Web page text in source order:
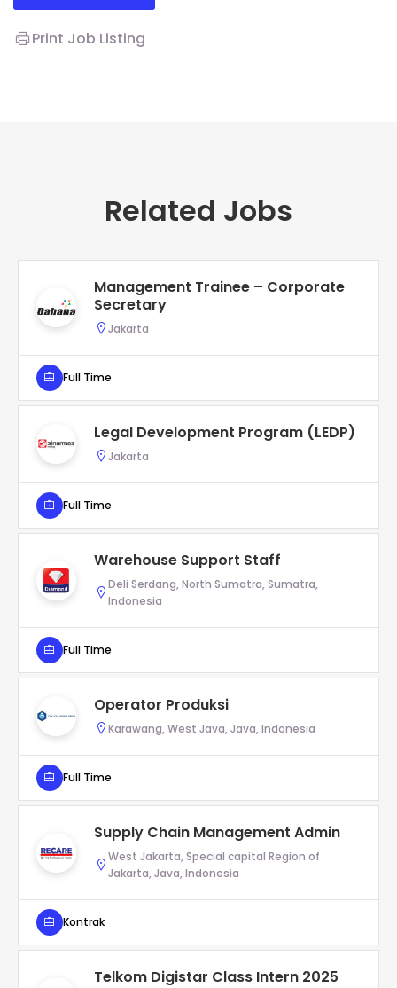
Print Job Listing
Related Jobs
Management Trainee – Corporate
Secretary
Jakarta
Full Time
Legal Development Program (LEDP)
Jakarta
Full Time
Warehouse Support Staff
Deli Serdang, North Sumatra, Sumatra,
Indonesia
Full Time
Operator Produksi
Karawang, West Java, Java, Indonesia
Full Time
Supply Chain Management Admin
West Jakarta, Special capital Region of
Jakarta, Java, Indonesia
Kontrak
Telkom Digistar Class Intern 2025